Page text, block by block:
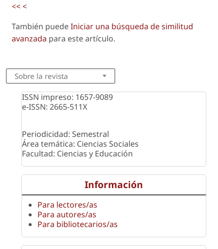
<<<
También puedeIniciar una búsqueda de similitud
avanzada para este artículo.
Sobre la revista
ISSN impreso: 1657-9089
e-ISSN: 2665-511X
Periodicidad: Semestral
Área temática: Ciencias Sociales
Facultad: Ciencias y Educación
Información
Para lectores/as
Para autores/as
Para bibliotecarios/as